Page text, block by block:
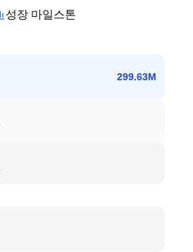
성장 마일스톤
299.63M